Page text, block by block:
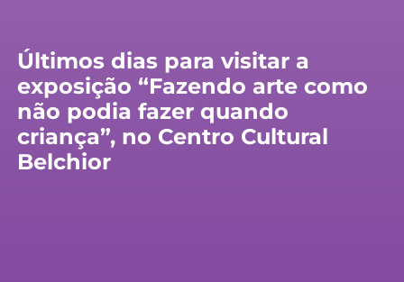
Últimos dias para visitar a
exposição “Fazendo arte como
não podia fazer quando
criança”, no Centro Cultural
Belchior